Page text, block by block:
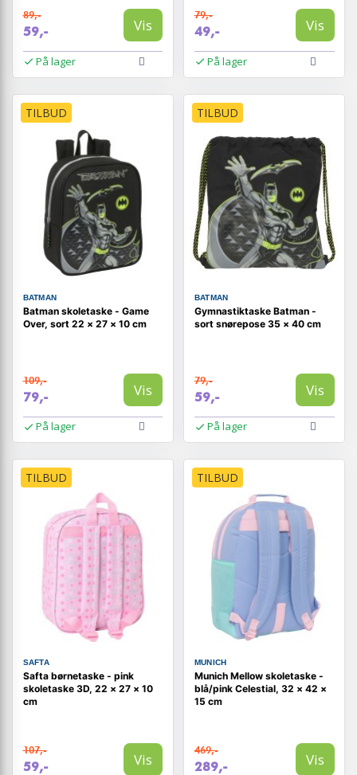
89,-
59,- Vis
På lager
79,-
49,- Vis
På lager
TILBUD
BATMAN
Batman skoletaske - Game
Over, sort 22 × 27 × 10 cm
109,-
79,- Vis
På lager
TILBUD
BATMAN
Gymnastiktaske Batman -
sort snørepose 35 × 40 cm
79,-
59,- Vis
På lager
TILBUD
SAFTA
Safta børnetaske - pink
skoletaske 3D, 22 × 27 × 10
cm
107,-
59,- Vis
TILBUD
MUNICH
Munich Mellow skoletaske -
blå/pink Celestial, 32 × 42 ×
15 cm
469,-
289,- Vis